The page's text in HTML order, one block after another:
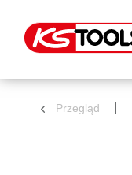
Przegląd